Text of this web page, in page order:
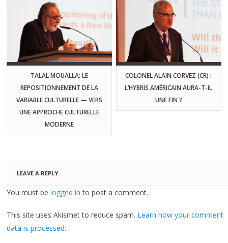
TALAL MOUALLA: LE
REPOSITIONNEMENT DE LA
VARIABLE CULTURELLE — VERS
UNE APPROCHE CULTURELLE
MODERNE
COLONEL ALAIN CORVEZ (CR) :
L’HYBRIS AMÉRICAIN AURA-T-IL
UNE FIN ?
LEAVE A REPLY
You must belogged in to post a comment.
This site uses Akismet to reduce spam. Learn how your comment
data is processed.